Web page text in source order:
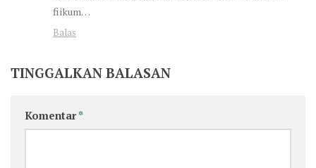
fiikum…
Balas
TINGGALKAN BALASAN
Komentar*